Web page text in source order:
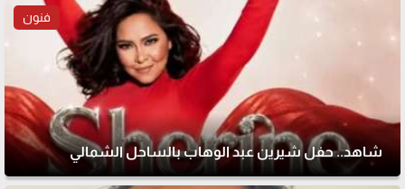
فنون
شاهد.. حفل شيرين عبد الوهاب بالساحل الشمالي